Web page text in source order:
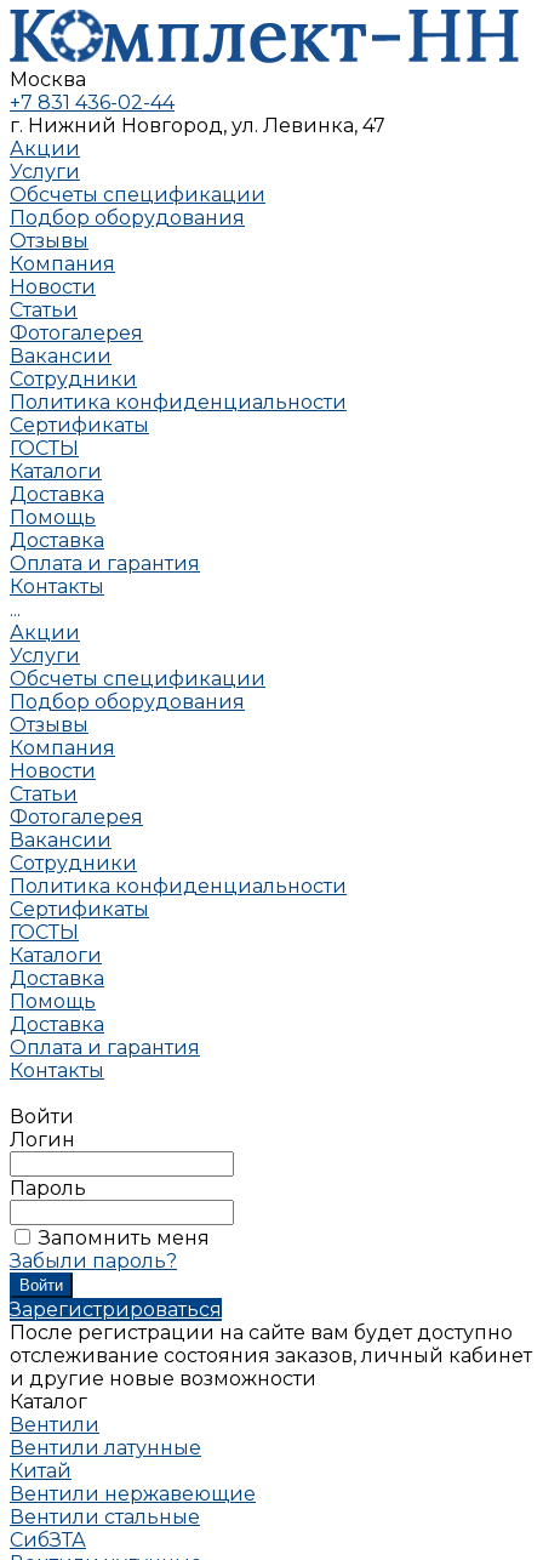
Москва
+7 831 436-02-44
г. Нижний Новгород, ул. Левинка, 47
Акции
Услуги
Обсчеты спецификации
Подбор оборудования
Отзывы
Компания
Новости
Статьи
Фотогалерея
Вакансии
Сотрудники
Политика конфиденциальности
Сертификаты
ГОСТЫ
Каталоги
Доставка
Помощь
Доставка
Оплата и гарантия
Контакты
...
Акции
Услуги
Обсчеты спецификации
Подбор оборудования
Отзывы
Компания
Новости
Статьи
Фотогалерея
Вакансии
Сотрудники
Политика конфиденциальности
Сертификаты
ГОСТЫ
Каталоги
Доставка
Помощь
Доставка
Оплата и гарантия
Контакты
Войти
Логин
Пароль
Запомнить меня
Забыли пароль?
Зарегистрироваться
После регистрации на сайте вам будет доступно
отслеживание состояния заказов, личный кабинет
и другие новые возможности
Каталог
Вентили
Вентили латунные
Китай
Вентили нержавеющие
Вентили стальные
СибЗТА